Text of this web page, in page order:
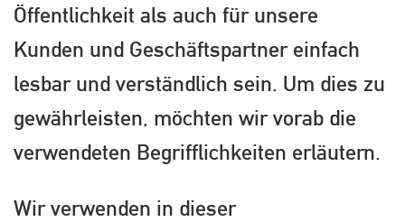
Öffentlichkeit als auch für unsere
Kunden und Geschäftspartner einfach
lesbar und verständlich sein. Um dies zu
gewährleisten, möchten wir vorab die
verwendeten Begrifflichkeiten erläutern.
Wir verwenden in dieser